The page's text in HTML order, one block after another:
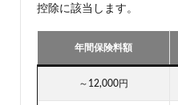
控除に該当します。
年間保険料額
～12,000円